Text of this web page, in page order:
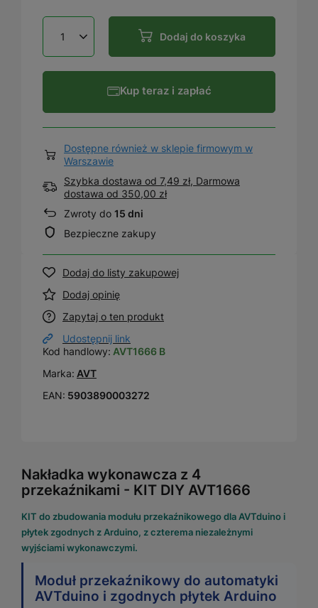
Dodaj do koszyka
Kup teraz i zapłać
Dostępne również w sklepie firmowym w
Warszawie
Szybka dostawa od 7,49 zł, Darmowa
dostawa od 350,00 zł
Zwroty do 15 dni
Bezpieczne zakupy
Dodaj do listy zakupowej
Dodaj opinię
Zapytaj o ten produkt
Udostępnij link
Kod handlowy: AVT1666 B
Marka: AVT
EAN: 5903890003272
Nakładka wykonawcza z 4
przekaźnikami - KIT DIY AVT1666
KIT do zbudowania modułu przekaźnikowego dla AVTduino i
płytek zgodnych z Arduino, z czterema niezależnymi
wyjściami wykonawczymi.
Moduł przekaźnikowy do automatyki
AVTduino i zgodnych płytek Arduino